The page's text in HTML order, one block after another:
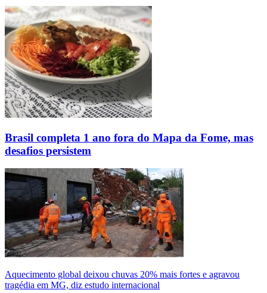
Brasil completa 1 ano fora do Mapa da Fome, mas
desafios persistem
Aquecimento global deixou chuvas 20% mais fortes e agravou
tragédia em MG, diz estudo internacional